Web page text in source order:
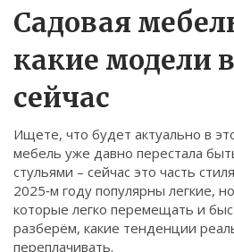
Меню
О нас
Условия использования
Политика конфиденциальности
ФЗ-152
Связаться
Садовая
какие модели
сейчас
Ищете, что будет актуально в
мебель уже давно перестала
стульями – сейчас это часть
2025‑м году популярны легкие,
которые легко перемещать и
разберём, какие тенденции
переплачивать.